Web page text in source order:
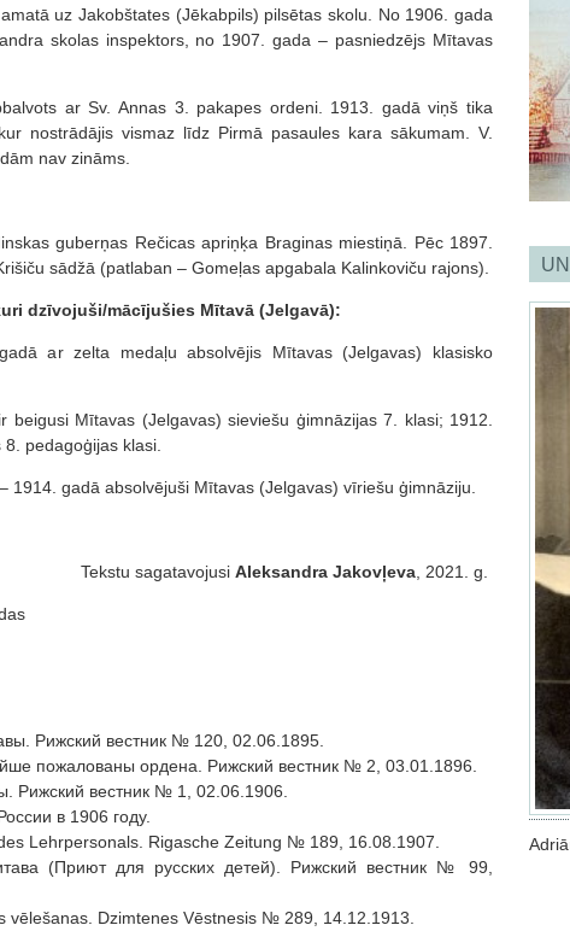
uz Jakobštates (Jēkabpils) pilsētas skolu. No 1906. gada
skolas inspektors, no 1907. gada – pasniedzējs Mītavas
ar Sv. Annas 3. pakapes ordeni. 1913. gadā viņš tika
nostrādājis vismaz līdz Pirmā pasaules kara sākumam. V.
nav zināms.
guberņas Rečicas apriņķa Braginas miestiņā. Pēc 1897.
sādžā (patlaban – Gomeļas apgabala Kalinkoviču rajons).
dzīvojuši/mācījušies Mītavā (Jelgavā):
ar zelta medaļu absolvējis Mītavas (Jelgavas) klasisko
beigusi Mītavas (Jelgavas) sieviešu ģimnāzijas 7. klasi; 1912.
pedagoģijas klasi.
1914. gadā absolvējuši Mītavas (Jelgavas) vīriešu ģimnāziju.
Tekstu sagatavojusi Aleksandra Jakovļeva , 2021. g.
Рижский вестник № 120, 02.06.1895.
пожалованы ордена. Рижский вестник № 2, 03.01.1896.
Рижский вестник № 1, 02.06.1906.
в 1906 году.
Lehrpersonals. Rigasche Zeitung № 189, 16.08.1907.
(Приют для русских детей). Рижский вестник № 99,
vēlešanas. Dzimtenes Vēstnesis № 289, 14.12.1913.